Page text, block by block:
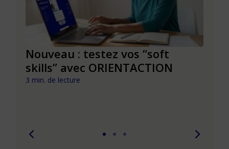
Nouveau : testez vos “soft
skills” avec ORIENTACTION
3 min. de lecture